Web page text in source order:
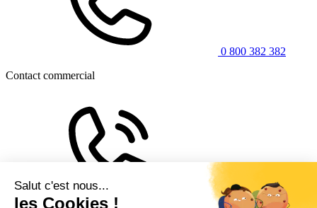
0 800 382 382
Contact commercial
0 806 804 804